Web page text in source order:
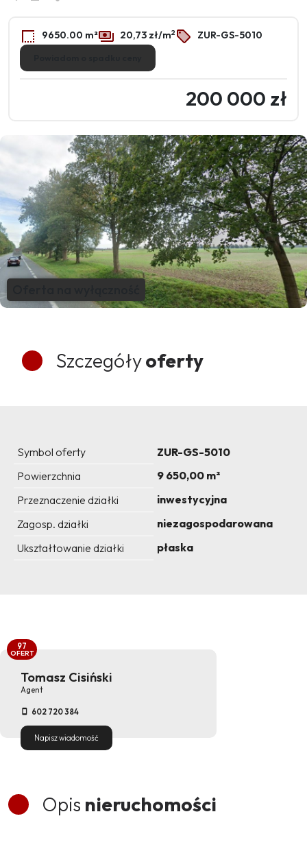
9650.00 m² 20,73 zł/m2 ZUR-GS-5010
200 000 zł
Szczegółyoferty
Symbol oferty
ZUR-GS-5010
Powierzchnia
9 650,00 m²
Przeznaczenie działki
inwestycyjna
Zagosp. działki
niezagospodarowana
Ukształtowanie działki
płaska
Tomasz Cisiński
Agent
602 720 384
Napisz wiadomość
97
OFERT
Opis nieruchomości